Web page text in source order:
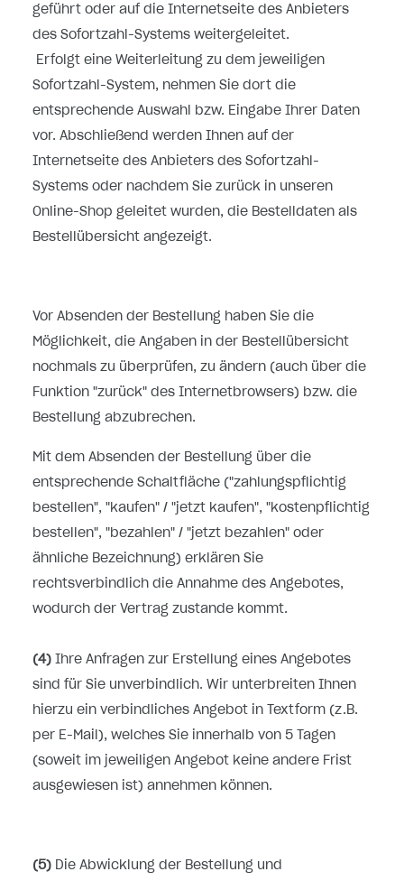
geführt oder auf die Internetseite des Anbieters
des Sofortzahl-Systems weitergeleitet.
Erfolgt eine Weiterleitung zu dem jeweiligen
Sofortzahl-System, nehmen Sie dort die
entsprechende Auswahl bzw. Eingabe Ihrer Daten
vor. Abschließend werden Ihnen auf der
Internetseite des Anbieters des Sofortzahl-
Systems oder nachdem Sie zurück in unseren
Online-Shop geleitet wurden, die Bestelldaten als
Bestellübersicht angezeigt.
Vor Absenden der Bestellung haben Sie die
Möglichkeit, die Angaben in der Bestellübersicht
nochmals zu überprüfen, zu ändern (auch über die
Funktion "zurück" des Internetbrowsers) bzw. die
Bestellung abzubrechen.
Mit dem Absenden der Bestellung über die
entsprechende Schaltfläche ("zahlungspflichtig
bestellen", "kaufen" / "jetzt kaufen", "kostenpflichtig
bestellen", "bezahlen" / "jetzt bezahlen" oder
ähnliche Bezeichnung) erklären Sie
rechtsverbindlich die Annahme des Angebotes,
wodurch der Vertrag zustande kommt.
(4) Ihre Anfragen zur Erstellung eines Angebotes
sind für Sie unverbindlich. Wir unterbreiten Ihnen
hierzu ein verbindliches Angebot in Textform (z.B.
per E-Mail), welches Sie innerhalb von 5 Tagen
(soweit im jeweiligen Angebot keine andere Frist
ausgewiesen ist) annehmen können.
(5) Die Abwicklung der Bestellung und